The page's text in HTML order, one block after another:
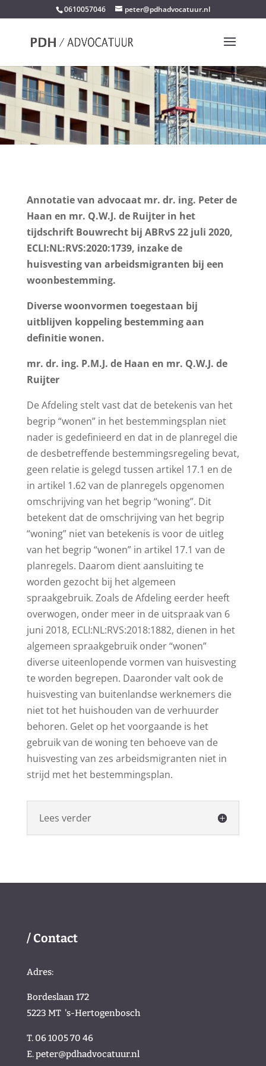
0610057046 peter@pdhadvocatuur.nl
Annotatie van advocaat mr. dr. ing. Peter de
Haan en mr. Q.W.J. de Ruijter in het
tijdschrift Bouwrecht bij ABRvS 22 juli 2020,
ECLI:NL:RVS:2020:1739, inzake de
huisvesting van arbeidsmigranten bij een
woonbestemming.
Diverse woonvormen toegestaan bij
uitblijven koppeling bestemming aan
definitie wonen.
mr. dr. ing. P.M.J. de Haan en mr. Q.W.J. de
Ruijter
De Afdeling stelt vast dat de betekenis van het
begrip “wonen” in het bestemmingsplan niet
nader is gedefinieerd en dat in de planregel die
de desbetreffende bestemmingsregeling bevat,
geen relatie is gelegd tussen artikel 17.1 en de
in artikel 1.62 van de planregels opgenomen
omschrijving van het begrip “woning”. Dit
betekent dat de omschrijving van het begrip
“woning” niet van betekenis is voor de uitleg
van het begrip “wonen” in artikel 17.1 van de
planregels. Daarom dient aansluiting te
worden gezocht bij het algemeen
spraakgebruik. Zoals de Afdeling eerder heeft
overwogen, onder meer in de uitspraak van 6
juni 2018, ECLI:NL:RVS:2018:1882, dienen in het
algemeen spraakgebruik onder “wonen”
diverse uiteenlopende vormen van huisvesting
te worden begrepen. Daaronder valt ook de
huisvesting van buitenlandse werknemers die
niet tot het huishouden van de verhuurder
behoren. Gelet op het voorgaande is het
gebruik van de woning ten behoeve van de
huisvesting van zes arbeidsmigranten niet in
strijd met het bestemmingsplan.
Lees verder
/ Contact
Adres:
Bordeslaan 172
5223 MT 's-Hertogenbosch
T. 06 1005 70 46
E.peter@pdhadvocatuur.nl